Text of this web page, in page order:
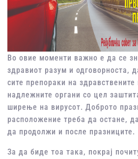
Во овие моменти важно е да се
здравиот разум и одговорноста,
сите препораки на здравствените
надлежните органи со цел
ширење на вирусот. Доброто
расположение треба да остане,
да продолжи и после празниците.
За да биде тоа така, покрај